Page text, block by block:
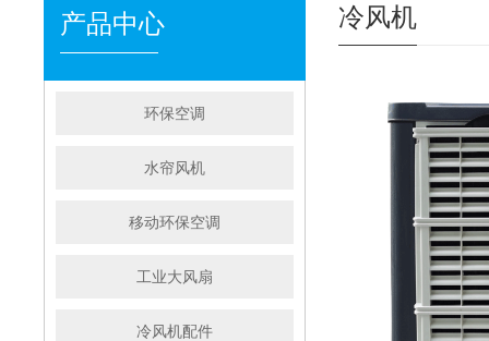
产品中心
环保空调
水帘风机
移动环保空调
工业大风扇
冷风机配件
冷风机